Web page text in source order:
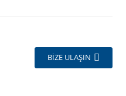
BIZE ULAŞIN